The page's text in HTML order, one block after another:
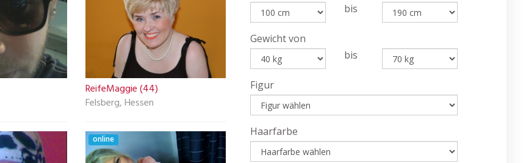
ReifeMaggie (44)
Felsberg, Hessen
online
bis
Gewicht von
bis
Figur
Haarfarbe